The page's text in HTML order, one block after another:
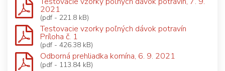
2021
(pdf - 221.8 kB)
Testovacie vzorky poľných dávok potravín
Príloha č. 1
(pdf - 426.38 kB)
Odborná prehliadka komína, 6. 9. 2021
(pdf - 113.84 kB)